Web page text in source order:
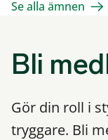
Se alla ämnen
Bli
Gör din roll i
tryggare. Bli